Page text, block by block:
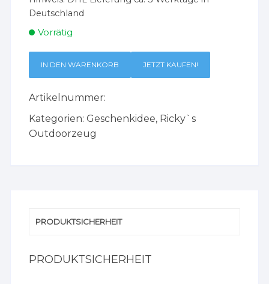
Deutschland
Vorrätig
IN DEN WARENKORB JETZT KAUFEN!
Artikelnummer:
Kategorien:Geschenkidee, Ricky`s
Outdoorzeug
PRODUKTSICHERHEIT
PRODUKTSICHERHEIT